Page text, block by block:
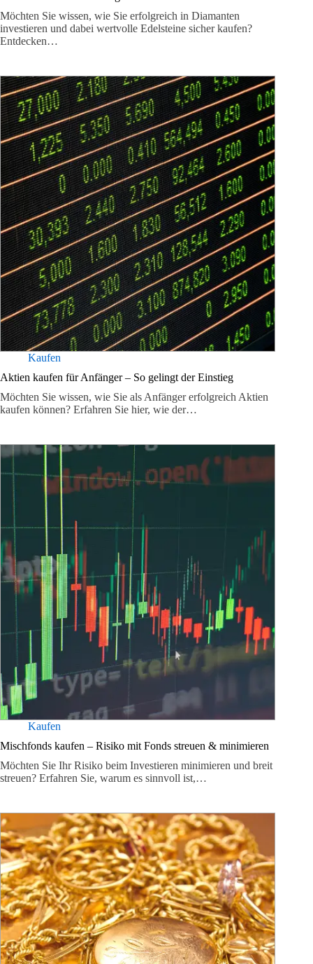
Möchten Sie wissen, wie Sie erfolgreich in Diamanten
investieren und dabei wertvolle Edelsteine sicher kaufen?
Entdecken…
Kaufen
Aktien kaufen für Anfänger – So gelingt der Einstieg
Möchten Sie wissen, wie Sie als Anfänger erfolgreich Aktien
kaufen können? Erfahren Sie hier, wie der…
Kaufen
Mischfonds kaufen – Risiko mit Fonds streuen & minimieren
Möchten Sie Ihr Risiko beim Investieren minimieren und breit
streuen? Erfahren Sie, warum es sinnvoll ist,…